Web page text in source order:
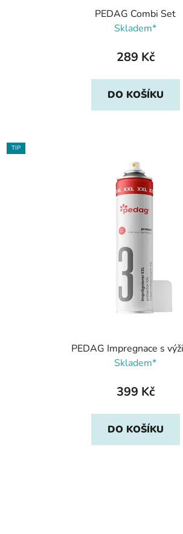
PEDAG Combi Set
Skladem*
289 Kč
DO KOŠÍKU
TIP
PEDAG Impregnace s
Skladem*
399 Kč
DO KOŠÍKU